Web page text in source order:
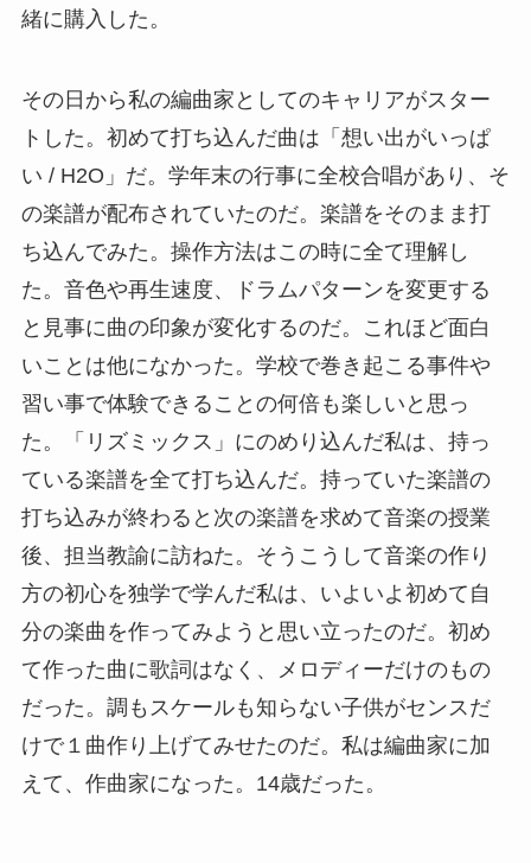
緒に購入した。
その日から私の編曲家としてのキャリアがスター
トした。初めて打ち込んだ曲は「想い出がいっぱ
い / H2O」だ。学年末の行事に全校合唱があり、そ
の楽譜が配布されていたのだ。楽譜をそのまま打
ち込んでみた。操作方法はこの時に全て理解し
た。音色や再生速度、ドラムパターンを変更する
と見事に曲の印象が変化するのだ。これほど面白
いことは他になかった。学校で巻き起こる事件や
習い事で体験できることの何倍も楽しいと思っ
た。「リズミックス」にのめり込んだ私は、持っ
ている楽譜を全て打ち込んだ。持っていた楽譜の
打ち込みが終わると次の楽譜を求めて音楽の授業
後、担当教諭に訪ねた。そうこうして音楽の作り
方の初心を独学で学んだ私は、いよいよ初めて自
分の楽曲を作ってみようと思い立ったのだ。初め
て作った曲に歌詞はなく、メロディーだけのもの
だった。調もスケールも知らない子供がセンスだ
けで１曲作り上げてみせたのだ。私は編曲家に加
えて、作曲家になった。14歳だった。